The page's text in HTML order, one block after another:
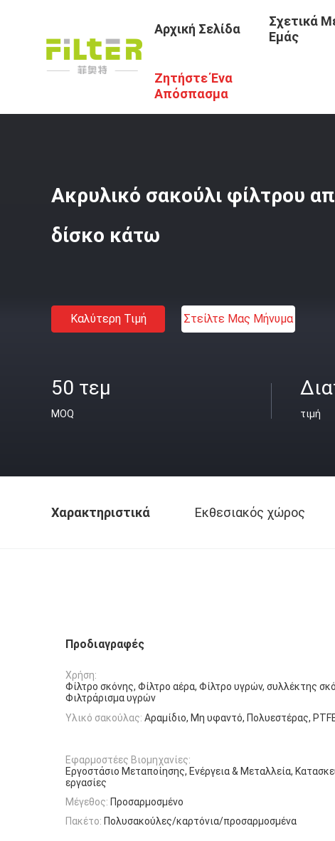
Αρχική Σελίδα
Σχετικά
Εμάς
Ζητήστε Ένα
Απόσπασμα
Αρχική Σελίδα Προϊόντα / Τύπος Φίλτρου Αραμιδίου
Ακρυλικό σακούλι φίλτρου
δίσκο κάτω
Καλύτερη Τιμή Στείλτε Μας Μήνυμα
50 τεμ
MOQ τιμή
Χαρακτηριστικά Εκθεσιακός χώρος
Προδιαγραφές
Χρήση:
Φίλτρο σκόνης, Φίλτρο αέρα, Φίλτρο υγρών, συλλέκτης
Φιλτράρισμα υγρών
Υλικό σακούλας: Αραμίδιο, Μη υφαντό, Πολυεστέρας,
Εφαρμοστέες Βιομηχανίες:
Εργοστάσιο Μεταποίησης, Ενέργεια & Μεταλλεία,
εργασίες
Μέγεθος: Προσαρμοσμένο
Πακέτο: Πολυσακούλες/καρτόνια/προσαρμοσμένα